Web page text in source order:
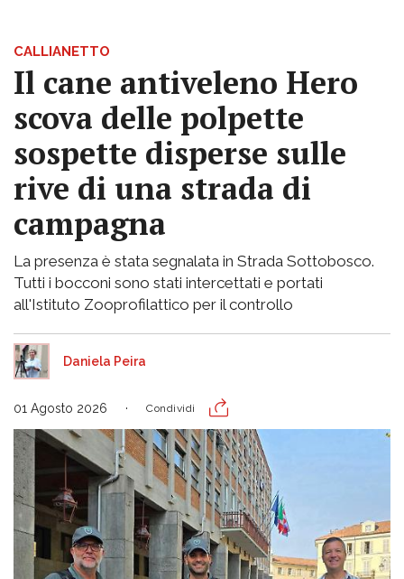
CALLIANETTO
Il cane antiveleno Hero
scova delle polpette
sospette disperse sulle
rive di una strada di
campagna
La presenza è stata segnalata in Strada Sottobosco.
Tutti i bocconi sono stati intercettati e portati
all'Istituto Zooprofilattico per il controllo
Daniela Peira
01 Agosto 2026 Condividi